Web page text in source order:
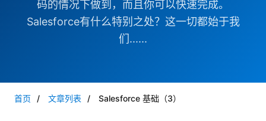
码的情况下做到，而且你可以快速完成。
Salesforce有什么特别之处？这一切都始于我
们......
首页 / 文章列表 / Salesforce 基础（3）